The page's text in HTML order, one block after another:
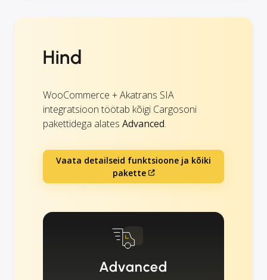
Hind
WooCommerce + Akatrans SIA
integratsioon töötab kõigi Cargosoni
pakettidega alates Advanced.
Vaata detailseid funktsioone ja kõiki
pakette
Advanced